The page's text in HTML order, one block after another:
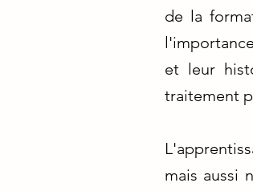
de la
et leur
traitement
mais aussi